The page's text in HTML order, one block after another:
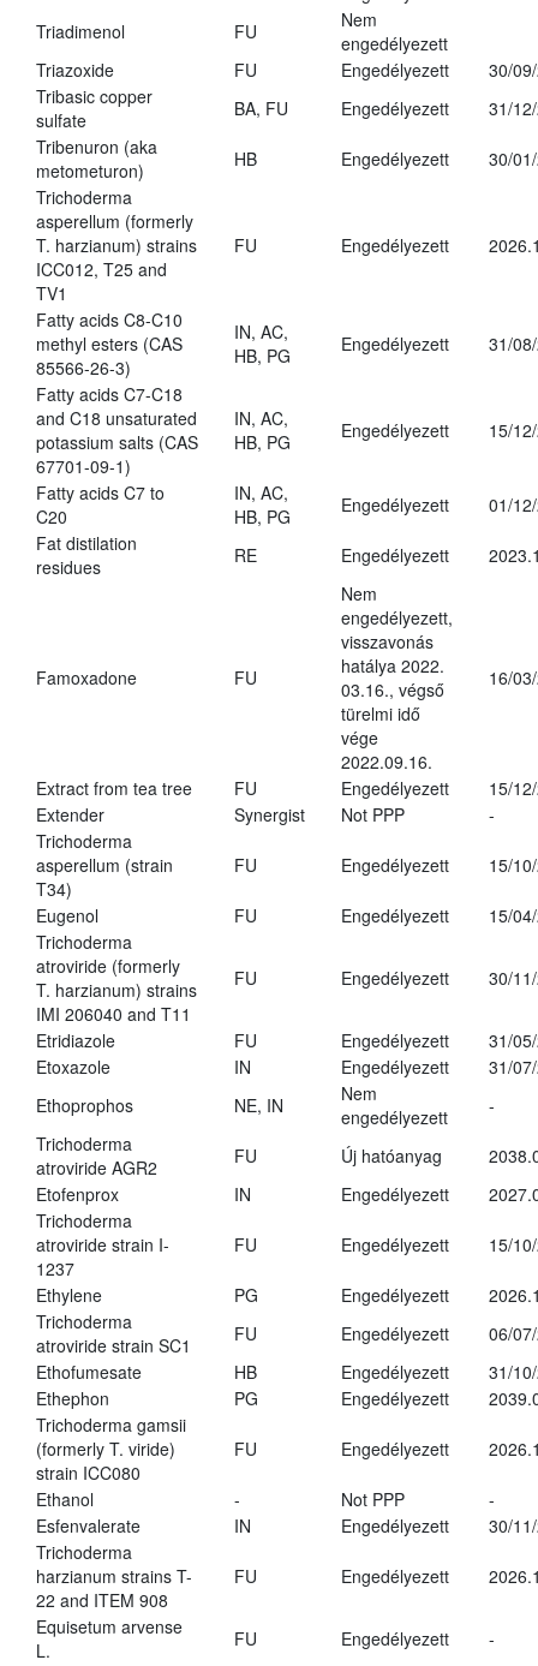
Triadimenol
FU
Nem
engedélyezett
Triazoxide
FU Engedélyezett
30/
Tribasic copper
sulfate
BA, FU Engedélyezett
31/
Tribenuron (aka
metometuron)
HB Engedélyezett
30/
Trichoderma
asperellum (formerly
T. harzianum) strains
ICC012, T25 and
TV1
FU Engedélyezett
Fatty acids C8-C10
methyl esters (CAS
85566-26-3)
IN, AC,
HB, PG
Engedélyezett 31/
Fatty acids C7-C18
and C18 unsaturated
potassium salts (CAS
67701-09-1)
IN, AC,
HB, PG
Engedélyezett 15/
Fatty acids C7 to
C20
IN, AC,
HB, PG
Engedélyezett
01/
Fat distilation
residues
RE Engedélyezett
Famoxadone FU
Nem
engedélyezett,
visszavonás
hatálya 2022.
03.16., végső
türelmi idő
vége
2022.09.16.
16/
Extract from tea tree FU Engedélyezett
15/
Extender
Synergist Not PPP
-
Trichoderma
asperellum (strain
T34)
FU Engedélyezett 15/
Eugenol FU Engedélyezett
15/
Trichoderma
atroviride (formerly
T. harzianum) strains
IMI 206040 and T11
FU Engedélyezett 30/
Etridiazole FU Engedélyezett
31/
Etoxazole
IN Engedélyezett
31/
Ethoprophos
NE, IN
Nem
engedélyezett
-
Trichoderma
atroviride AGR2
FU Új hatóanyag
Etofenprox
IN Engedélyezett
Trichoderma
atroviride strain I-
1237
FU Engedélyezett 15/
Ethylene PG Engedélyezett
Trichoderma
atroviride strain SC1
FU Engedélyezett
06/
Ethofumesate
HB Engedélyezett
31/
Ethephon
PG Engedélyezett
Trichoderma gamsii
(formerly T. viride)
strain ICC080
FU Engedélyezett
Ethanol - Not PPP
-
Esfenvalerate
IN Engedélyezett
30/
Trichoderma
harzianum strains T-
22 and ITEM 908
FU Engedélyezett
Equisetum arvense
L.
FU Engedélyezett
-